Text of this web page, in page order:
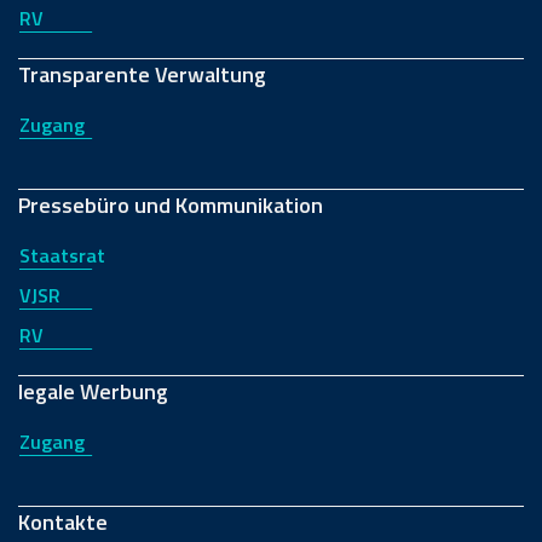
RV
Transparente Verwaltung
Zugang
Pressebüro und Kommunikation
Staatsrat
VJSR
RV
legale Werbung
Zugang
Kontakte